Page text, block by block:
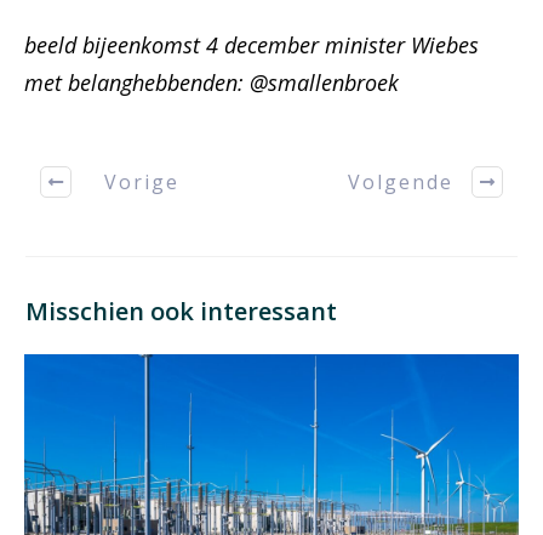
beeld bijeenkomst 4 december minister Wiebes
met belanghebbenden: @smallenbroek
Vorige Volgende
Misschien ook interessant